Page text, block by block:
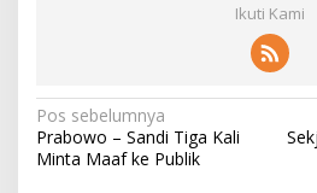
Ikuti Kami
N
a
Pos sebelumnya
Prabowo – Sandi Tiga Kali
Minta Maaf ke Publik